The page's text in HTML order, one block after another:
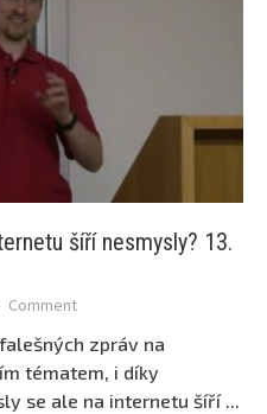
šíří nesmysly? 13.
Comment
zpráv na
tématem, i díky
se ale na internetu šíří ...